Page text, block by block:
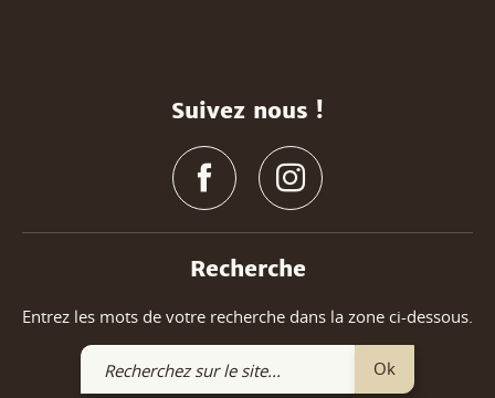
Suivez nous !
Recherche
Entrez les mots de votre recherche dans la zone ci-dessous.
Recherchez
sur
Ok